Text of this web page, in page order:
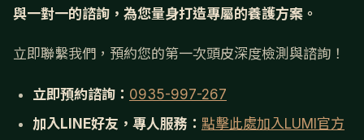
與一對一的諮詢，為您量身打造專屬的養護方案。
立即聯繫我們，預約您的第一次頭皮深度檢測與諮詢！
立即預約諮詢： 0935-997-267
加入LINE好友，專人服務： 點擊此處加入LUMI官方